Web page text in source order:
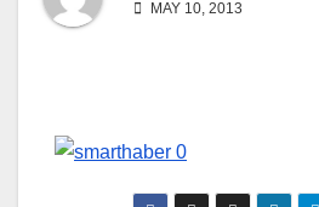
MAY 10, 2013